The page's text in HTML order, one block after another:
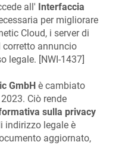
all' Interfaccia
per migliorare
Cloud, i server di
annuncio
legale. [NWI-1437]
GmbH è cambiato
Ciò rende
sulla privacy
indirizzo legale è
aggiornato,